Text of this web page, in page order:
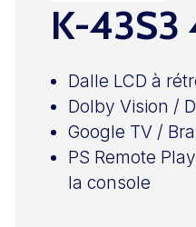
K-43S3
Dalle LCD à
Dolby Vision /
Google TV /
PS Remote
la console